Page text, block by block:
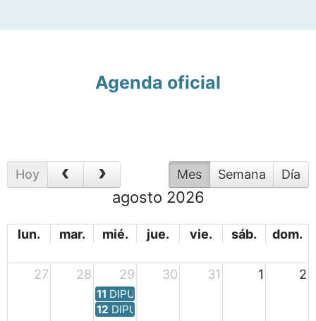
Agenda oficial
Hoy Mes Semana Día
agosto 2026
lun. mar. mié. jue. vie. sáb. dom.
27 28 29 30 31 1 2
11 DIPU.- Junta de Gobierno (sesión
12 DIPU. Pleno (sesión ordinaria)